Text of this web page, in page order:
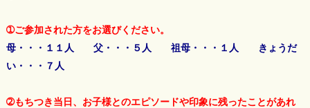
➀ご参加された方をお選びください。
母・・・１１人 父・・・５人 祖母・・・１人 きょうだ
い・・・７人
➁もちつき当日、お子様とのエピソードや印象に残ったことがあれ